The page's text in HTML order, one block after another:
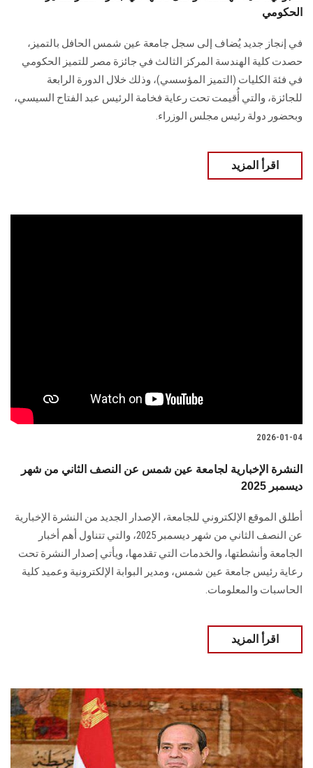
الحكومي
في إنجاز جديد يُضاف إلى سجل جامعة عين شمس الحافل بالتميز،
حصدت كلية الهندسة المركز الثالث في جائزة مصر للتميز الحكومي
في فئة الكليات (التميز المؤسسي)، وذلك خلال الدورة الرابعة
للجائزة، والتي أُقيمت تحت رعاية فخامة الرئيس عبد الفتاح السيسي،
وبحضور دولة رئيس مجلس الوزراء.
اقرأ المزيد
2026-01-04
النشرة الإخبارية لجامعة عين شمس عن النصف الثاني من شهر
ديسمبر 2025
أطلق الموقع الإلكتروني للجامعة، الإصدار الجديد من النشرة الإخبارية
عن النصف الثاني من شهر ديسمبر 2025، والتي تتناول أهم أخبار
الجامعة وأنشطتها، والخدمات التي تقدمها، ويأتي إصدار النشرة تحت
رعاية رئيس جامعة عين شمس، ومدير البوابة الإلكترونية وعميد كلية
الحاسبات والمعلومات.
اقرأ المزيد